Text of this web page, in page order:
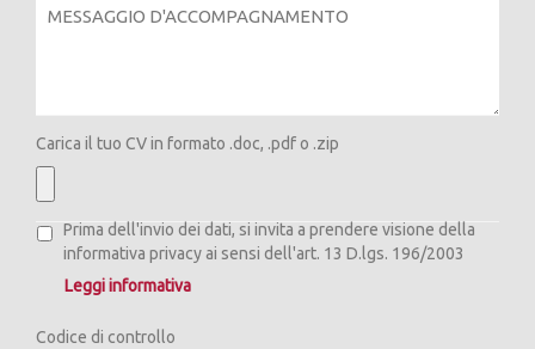
Carica il tuo CV in formato .doc, .pdf o .zip
Prima dell'invio dei dati, si invita a prendere visione della
informativa privacy ai sensi dell'art. 13 D.lgs. 196/2003
Leggi informativa
Codice di controllo